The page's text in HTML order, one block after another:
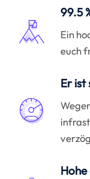
99.5
Ein
euch
Er ist